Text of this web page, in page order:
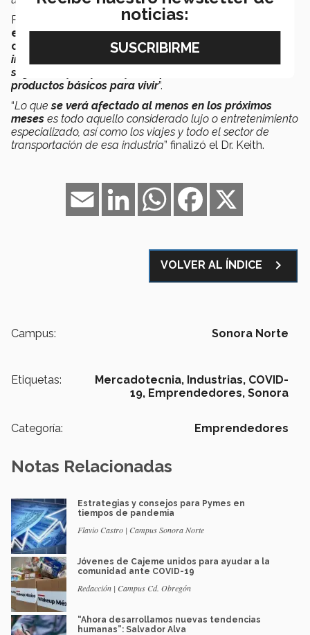
Por otro lado, el
Dr. Jorge Keith, director de la
escuela de negocios del Tec de Monterrey
campus Sonora Norte, menciona que “
inmediatos estarán enfocados hacia productos de
seguridad y limpieza, y un reforzamiento de los
productos básicos para vivir”.
“Lo quese verá afectado al menos en los próximos
meses es todo aquello considerado lujo o entretenimiento
especializado, así como los viajes y todo el sector de
transportación de esa industria” finalizó el Dr. Keith.
Facebook
WhatsApp
LinkedIn
Email
VOLVER AL ÍNDICE navigate_next
Campus: Sonora Norte
Etiquetas: Mercadotecnia, Industrias, COVID-
19, Emprendedores, Sonora
Categoría: Emprendedores
Notas Relacionadas
Estrategias y consejos para Pymes en
tiempos de pandemia
Flavio Castro | Campus Sonora Norte
Jóvenes de Cajeme unidos para ayudar a la
comunidad ante COVID-19
Redacción | Campus Cd. Obregón
“Ahora desarrollamos nuevas tendencias
humanas”: Salvador Alva
noticias: